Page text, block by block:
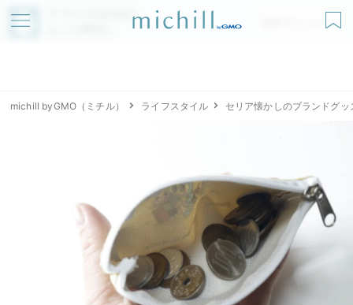
アプリでmichillが
無料ダウンロード
michill byGMO（ミチル） ライフスタイル セリア懐かしのブランドグッ